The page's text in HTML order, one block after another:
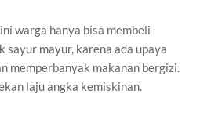
warga hanya bisa membeli
sayur mayur, karena ada upaya
memperbanyak makanan bergizi.
laju angka kemiskinan.